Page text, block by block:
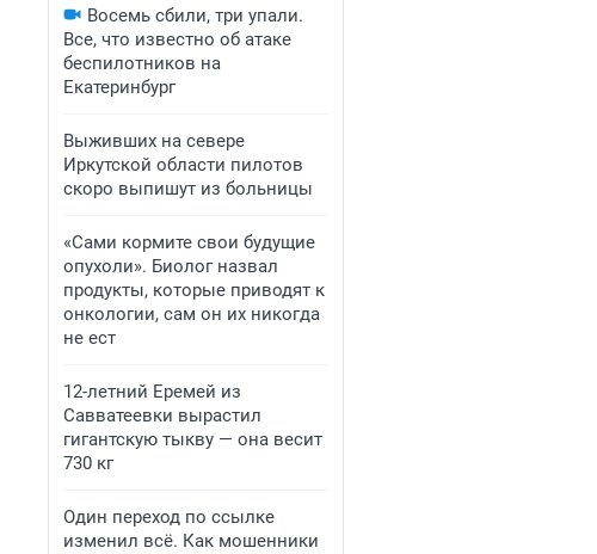
Восемь сбили, три упали.
Все, что известно об атаке
беспилотников на
Екатеринбург
Выживших на севере
Иркутской области пилотов
скоро выпишут из больницы
«Сами кормите свои будущие
опухоли». Биолог назвал
продукты, которые приводят к
онкологии, сам он их никогда
не ест
12-летний Еремей из
Савватеевки вырастил
гигантскую тыкву — она весит
730 кг
Один переход по ссылке
изменил всё. Как мошенники